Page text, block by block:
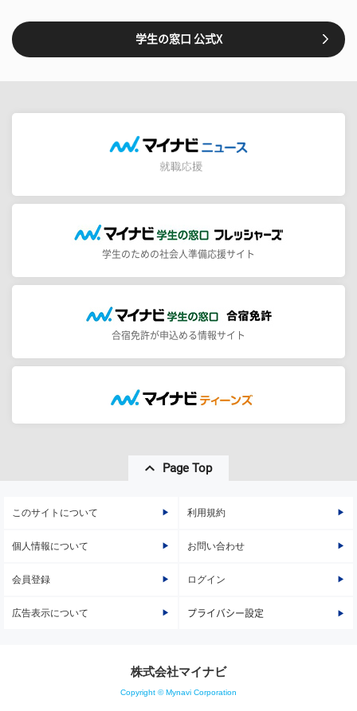
学生の窓口 公式X
学生のための社会人準備応援サイト
合宿免許が申込める情報サイト
Page Top
このサイトについて 利用規約
個人情報について お問い合わせ
会員登録 ログイン
広告表示について プライバシー設定
株式会社マイナビ
Copyright © Mynavi Corporation